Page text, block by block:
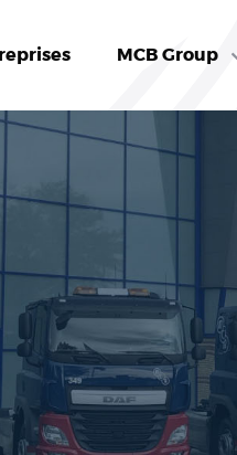
MCB Group